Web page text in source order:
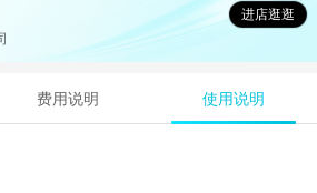
进店逛逛
费用说明 使用说明